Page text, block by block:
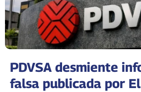
PDVSA desmiente
falsa publicada por